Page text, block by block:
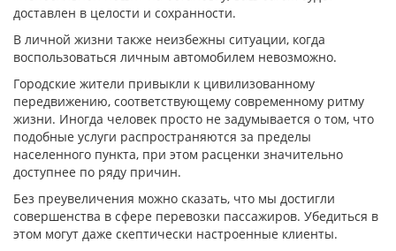
доставлен в целости и сохранности.
В личной жизни также неизбежны ситуации, когда
воспользоваться личным автомобилем невозможно.
Городские жители привыкли к цивилизованному
передвижению, соответствующему современному ритму
жизни. Иногда человек просто не задумывается о том, что
подобные услуги распространяются за пределы
населенного пункта, при этом расценки значительно
доступнее по ряду причин.
Без преувеличения можно сказать, что мы достигли
совершенства в сфере перевозки пассажиров. Убедиться в
этом могут даже скептически настроенные клиенты.